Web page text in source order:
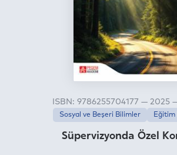
Anlaşmalı Yayınevleri
Süpervizyonda Özel
ISBN: 9786255704177 — 2025
Sosyal ve Beşeri Bilimler Eğitim